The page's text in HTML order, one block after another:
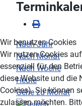
Nach Jahr
Nach Monat
Nach Woche
Heute
Gehe zu Monat
Wir benutzen Cookies
Wir nutzen Cookies
essenziell für den
diese Website und die
Cookies). Sie können
zulassen möchten.